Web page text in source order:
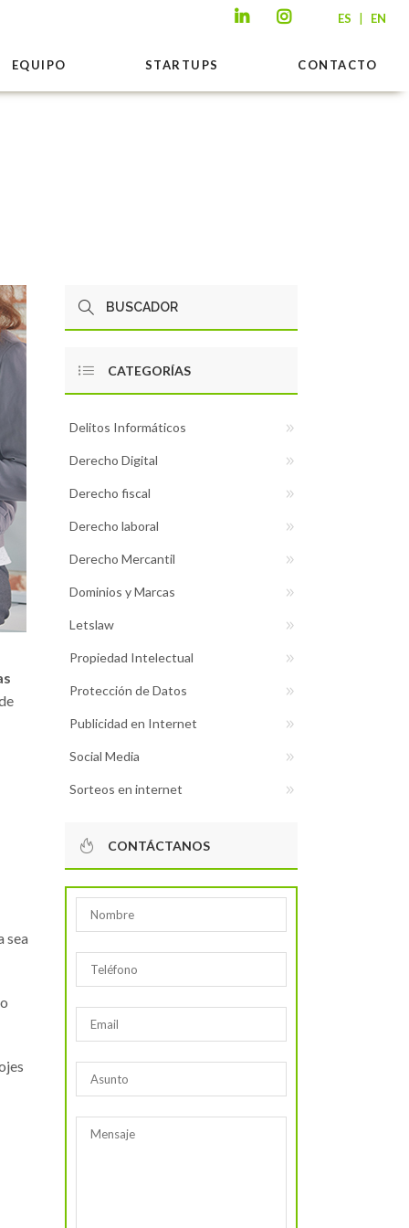
ES | EN
EQUIPO STARTUPS CONTACTO
sea
CATEGORÍAS
Delitos Informáticos
Derecho Digital
Derecho fiscal
Derecho laboral
Derecho Mercantil
Dominios y Marcas
Letslaw
Propiedad Intelectual
Protección de Datos
Publicidad en Internet
Social Media
Sorteos en internet
CONTÁCTANOS